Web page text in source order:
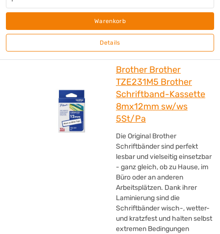
Warenkorb
Details
Brother Brother
TZE231M5 Brother
Schriftband-Kassette
8mx12mm sw/ws
5St/Pa
Die Original Brother
Schriftbänder sind perfekt
lesbar und vielseitig einsetzbar
- ganz gleich, ob zu Hause, im
Büro oder an anderen
Arbeitsplätzen. Dank ihrer
Laminierung sind die
Schriftbänder wisch-, wetter-
und kratzfest und halten selbst
extremen Bedingungen